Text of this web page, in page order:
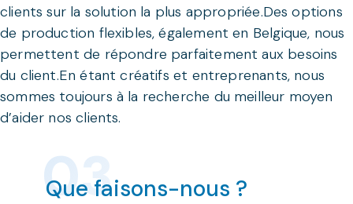
clients sur la solution la plus appropriée.Des options
de production flexibles, également en Belgique, nous
permettent de répondre parfaitement aux besoins
du client.En étant créatifs et entreprenants, nous
sommes toujours à la recherche du meilleur moyen
d’aider nos clients.
Que faisons-nous ?